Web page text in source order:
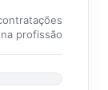
na profissão